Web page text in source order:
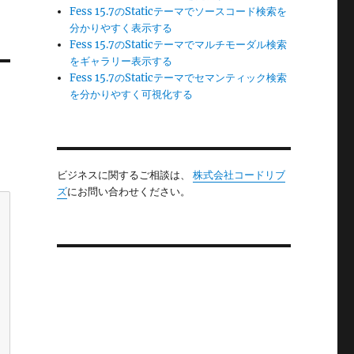
Fess 15.7のStaticテーマでソースコード検索を
分かりやすく表示する
Fess 15.7のStaticテーマでマルチモーダル検索
をギャラリー表示する
Fess 15.7のStaticテーマでセマンティック検索
を分かりやすく可視化する
ビジネスに関するご相談は、 株式会社コードリブ
ズにお問い合わせください。